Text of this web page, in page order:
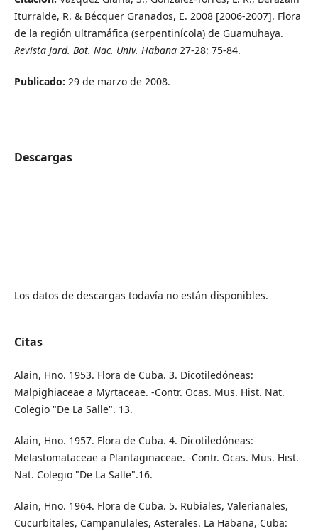
Iturralde, R. & Bécquer Granados, E. 2008 [2006-2007]. Flora
de la región ultramáfica (serpentinícola) de Guamuhaya.
Revista Jard. Bot. Nac. Univ. Habana 27-28: 75-84.
Publicado: 29 de marzo de 2008.
Descargas
Los datos de descargas todavía no están disponibles.
Citas
Alain, Hno. 1953. Flora de Cuba. 3. Dicotiledóneas:
Malpighiaceae a Myrtaceae. -Contr. Ocas. Mus. Hist. Nat.
Colegio "De La Salle". 13.
Alain, Hno. 1957. Flora de Cuba. 4. Dicotiledóneas:
Melastomataceae a Plantaginaceae. -Contr. Ocas. Mus. Hist.
Nat. Colegio "De La Salle".16.
Alain, Hno. 1964. Flora de Cuba. 5. Rubiales, Valerianales,
Cucurbitales, Campanulales, Asterales. La Habana, Cuba: